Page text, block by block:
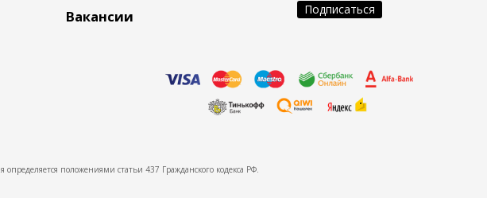
Вакансии
положениями статьи 437 Гражданского кодекса РФ.